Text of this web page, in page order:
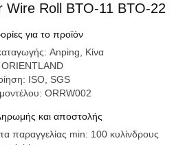
Wire Roll BTO-11 ΒΤΟ-22
για το προϊόν
Anping, Κίνα
ISO, SGS
ORRW002
και αποστολής
παραγγελίας min: 100 κυλίνδρους